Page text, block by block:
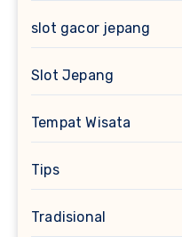
slot gacor jepang
Slot Jepang
Tempat Wisata
Tips
Tradisional